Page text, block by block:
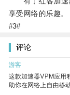
享受网络的乐趣。
#3#
评论
游客
这款加速器VPM应用
助你在网络上自由移动